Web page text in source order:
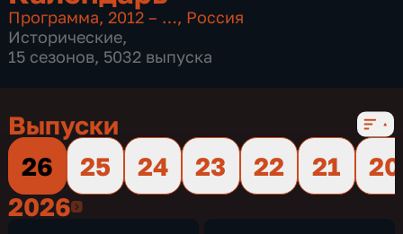
Программа,2012 – …, Россия
Исторические,
15 сезонов, 5032 выпуска
Выпуски
26
25 24 23 22 21
20
20262026